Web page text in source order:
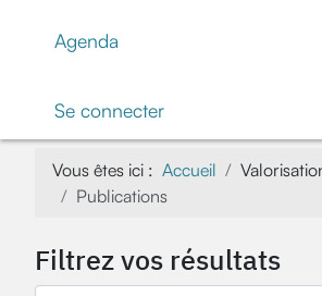
Agenda
Se connecter
Vous êtes ici : Accueil
Publications
Filtrez vos résultats